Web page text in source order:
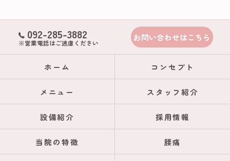
092-285-3882
※営業電話はご遠慮ください
お問い合わせはこちら
ホーム コンセプト
メニュー スタッフ紹介
設備紹介 採用情報
当院の特徴 腰痛